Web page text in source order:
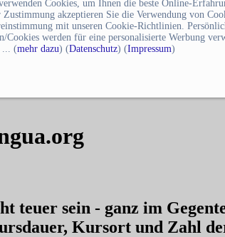
Cookies, um Ihnen die beste Online-
Zustimmung akzeptieren Sie die Verwendung von
mit unseren Cookie-Richtlinien.
Cookies werden für eine personalisierte Werbung
... (mehr dazu) (Datenschutz) (Impressum)
teuer sein - ganz im
Kursort und Zahl